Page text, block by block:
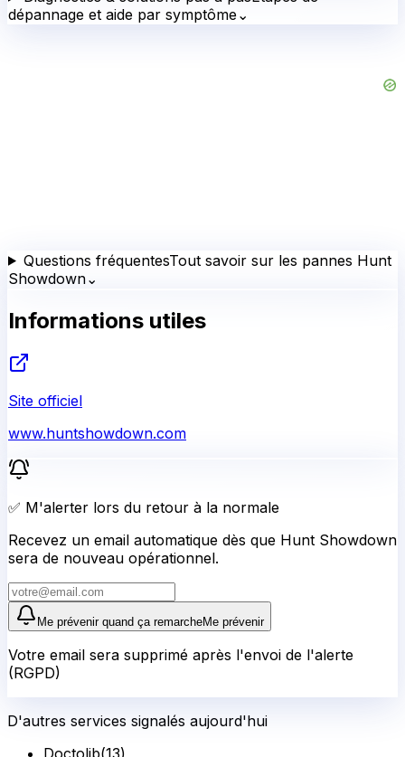
dépannage et aide par symptôme⌄
Questions fréquentesTout savoir sur les pannes Hunt
Showdown⌄
Informations utiles
Site officiel
www.huntshowdown.com
✅ M'alerter lors du retour à la normale
Recevez un email automatique dès que Hunt Showdown
sera de nouveau opérationnel.
Me prévenir quand ça remarcheMe prévenir
Votre email sera supprimé après l'envoi de l'alerte
(RGPD)
D'autres services signalés aujourd'hui
Doctolib(13)